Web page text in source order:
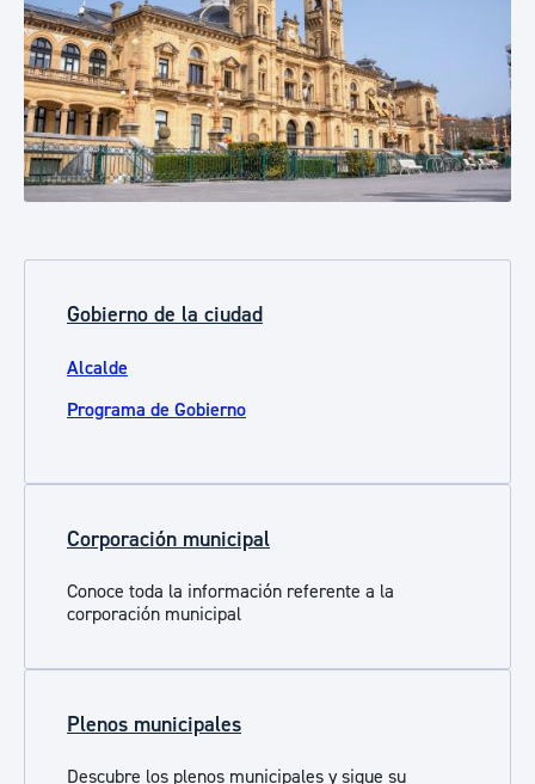
Gobierno de la ciudad
Alcalde
Programa de Gobierno
Corporación municipal
Conoce toda la información referente a la
corporación municipal
Plenos municipales
Descubre los plenos municipales y sigue su